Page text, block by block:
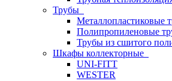
Трубы
Металлопластиковые
Полипропиленовые
Трубы из сшитого
Шкафы коллекторные
UNI-FITT
WESTER